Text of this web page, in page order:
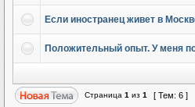
Если иностранец живет в
Положительный опыт. У меня
Страница 1 из 1 [ Тем: 6 ]